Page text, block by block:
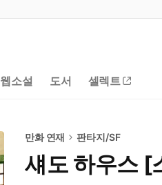
웹소설 도서 셀렉트
만화 연재 판타지/SF
섀도 하우스 [